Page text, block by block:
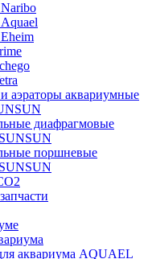
аэраторы аквариумные
диафрагмовые
поршневые
аквариума AQUAEL